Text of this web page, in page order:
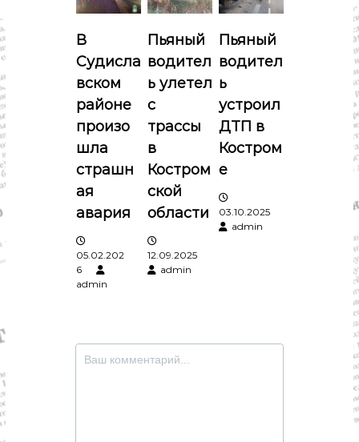
я
п
о
з
а
п
и
с
м
В
Судисла
вском
районе
произо
шла
страшн
ая
авария
05.02.202
6
admin
Пьяный
водител
ь улетел
с
трассы
в
Костром
ской
области
12.09.2025
admin
Пьяный
водител
ь
устроил
ДТП в
Костром
е
03.10.2025
admin